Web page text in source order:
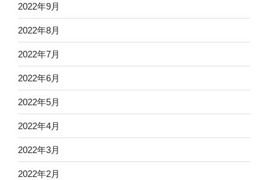
2022年9月
2022年8月
2022年7月
2022年6月
2022年5月
2022年4月
2022年3月
2022年2月